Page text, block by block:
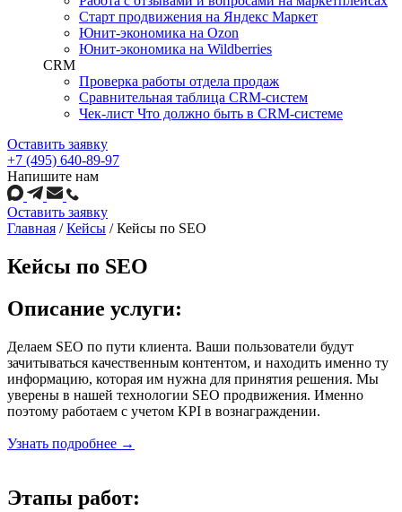
Старт продвижения на Яндекс Маркет
Юнит-экономика на Ozon
Юнит-экономика на Wildberries
CRM
Проверка работы отдела продаж
Сравнительная таблица CRM-систем
Чек-лист Что должно быть в CRM-системе
Оставить заявку
+7 (495) 640-89-97
Напишите нам
Оставить заявку
Главная / Кейсы / Кейсы по SEO
Кейсы по SEO
Описание услуги:
Делаем SEO по пути клиента. Ваши пользователи будут
зачитываться качественным контентом, и находить именно ту
информацию, которая им нужна для принятия решения. Мы
уверены в нашей технологии SEO продвижения. Именно
поэтому работаем с учетом KPI в вознаграждении.
Узнать подробнее →
Этапы работ: